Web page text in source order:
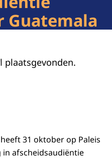
Guatemala
plaatsgevonden.
31 oktober op Paleis
in afscheidsaudiëntie